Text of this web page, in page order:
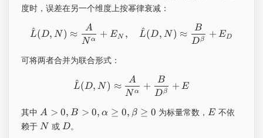
度时，误差在另一个维度上按幂律衰减：
L
^(D, N ) ≈
N α
A
+ EN , L
^(D, N ) ≈
Dβ
B
+ ED
可将两者合并为联合形式：
L
^(D, N ) ≈
N α
A
+
Dβ
B
+ E
其中 A > 0, B > 0, α ≥ 0, β ≥ 0 为标量常数， E 不依
赖于 N 或 D。